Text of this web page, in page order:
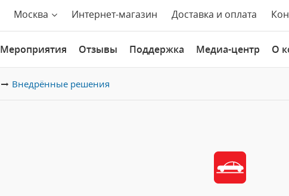
Москва Интернет-магазин Доставка и оплата
Мероприятия Отзывы Поддержка Медиа-центр О
Внедрённые решения